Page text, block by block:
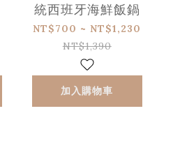
統西班牙海鮮飯鍋
NT$700 ~ NT$1,230
NT$1,390
加入購物車